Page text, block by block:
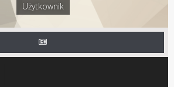
Użytkownik